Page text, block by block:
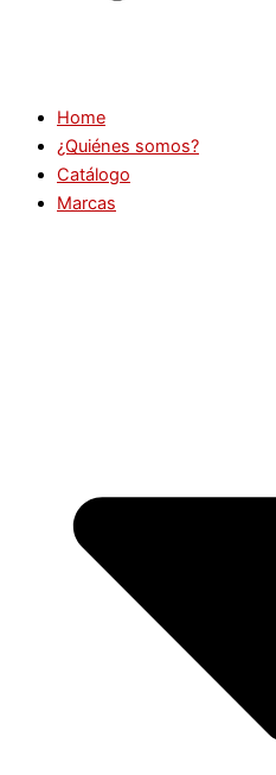
Home
¿Quiénes somos?
Catálogo
Marcas